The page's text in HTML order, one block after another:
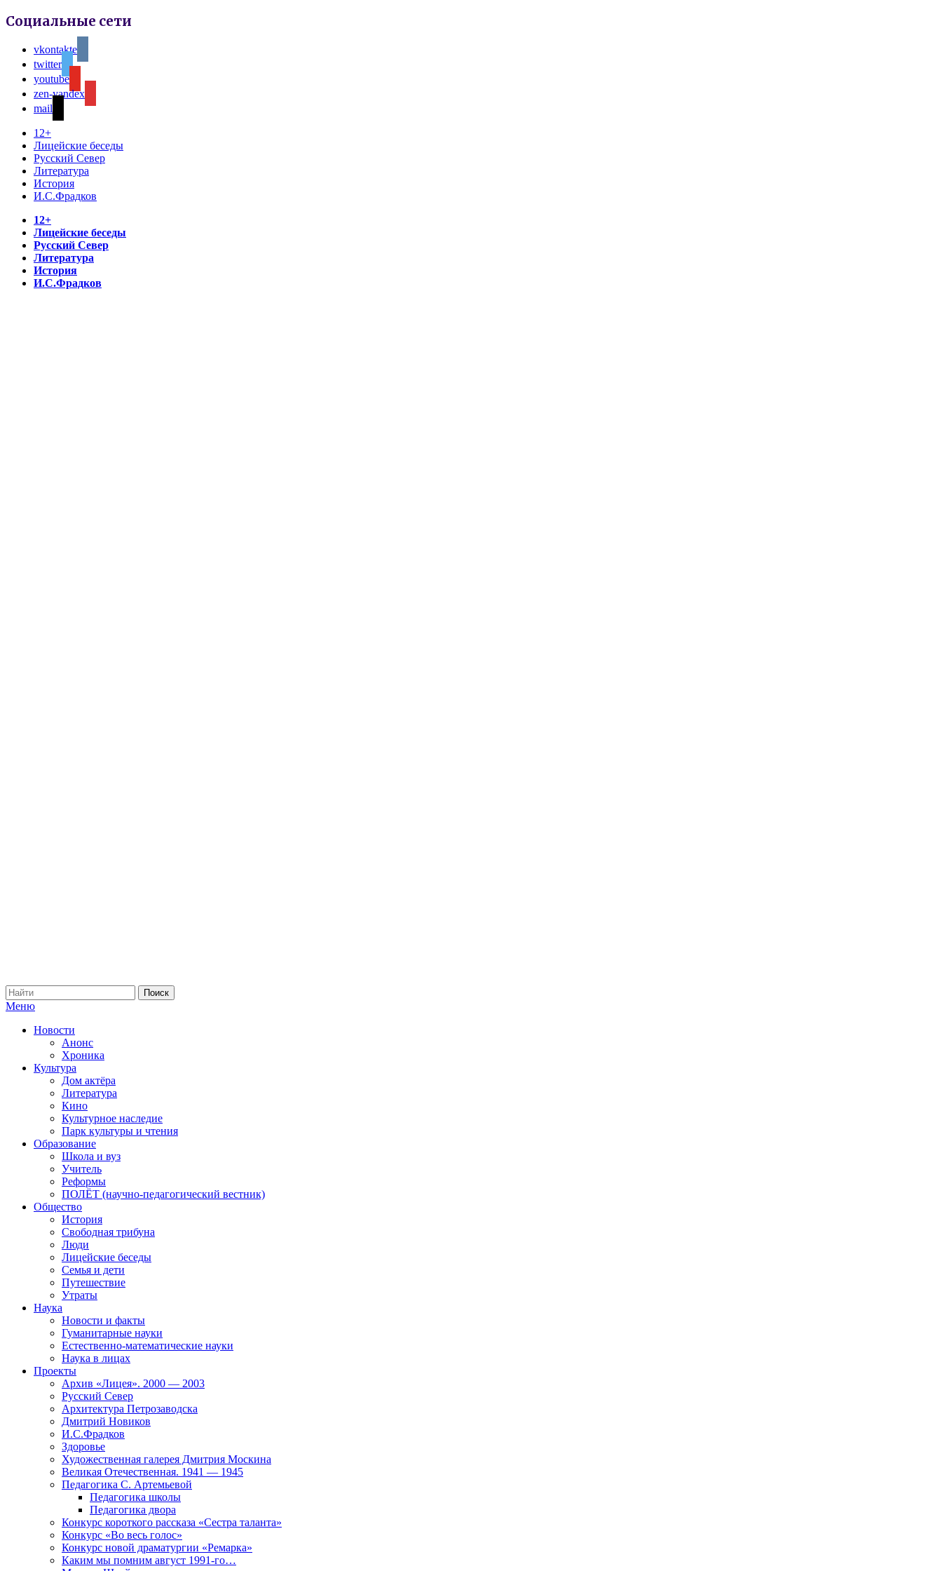
Социальные сети
vkontakte
twitter
youtube
zen-yandex
mail
12+
Лицейские беседы
Русский Север
Литература
История
И.С.Фрадков
12+
Лицейские беседы
Русский Север
Литература
История
И.С.Фрадков
Меню
Новости
Анонс
Хроника
Культура
Дом актёра
Литература
Кино
Культурное наследие
Парк культуры и чтения
Образование
Школа и вуз
Учитель
Реформы
ПОЛЁТ (научно-педагогический вестник)
Общество
История
Свободная трибуна
Люди
Лицейские беседы
Семья и дети
Путешествие
Утраты
Наука
Новости и факты
Гуманитарные науки
Естественно-математические науки
Наука в лицах
Проекты
Архив «Лицея». 2000 — 2003
Русский Север
Архитектура Петрозаводска
Дмитрий Новиков
И.С.Фрадков
Здоровье
Художественная галерея Дмитрия Москина
Великая Отечественная. 1941 — 1945
Педагогика С. Артемьевой
Педагогика школы
Педагогика двора
Конкурс короткого рассказа «Сестра таланта»
Конкурс «Во весь голос»
Конкурс новой драматургии «Ремарка»
Каким мы помним август 1991-го…